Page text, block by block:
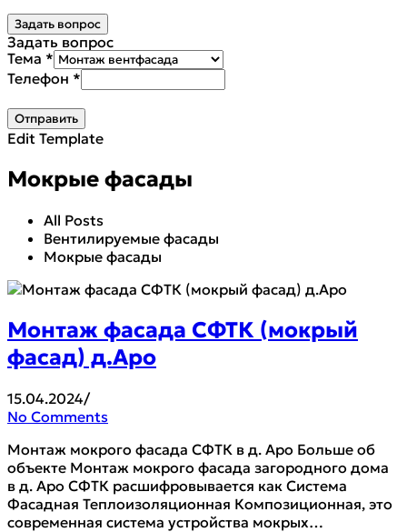
Задать вопрос
Задать вопрос
Тема *
Телефон *
Отправить
Edit Template
Мокрые фасады
All Posts
Вентилируемые фасады
Мокрые фасады
Монтаж фасада СФТК (мокрый
фасад) д.Аро
15.04.2024/
No Comments
Монтаж мокрого фасада СФТК в д. Аро Больше об
объекте Монтаж мокрого фасада загородного дома
в д. Аро СФТК расшифровывается как Система
Фасадная Теплоизоляционная Композиционная, это
современная система устройства мокрых…